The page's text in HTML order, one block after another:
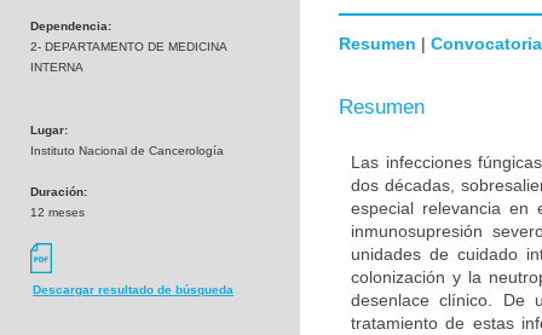
Dependencia:
2- DEPARTAMENTO DE MEDICINA
INTERNA
Lugar:
Instituto Nacional de Cancerología
Duración:
12 meses
Descargar resultado de búsqueda
Resumen | Convocatoria
Resumen
Las infecciones
dos décadas,
especial relevancia en
inmunosupresión
unidades de cuidado
colonización y la
desenlace clínico. De
tratamiento de estas